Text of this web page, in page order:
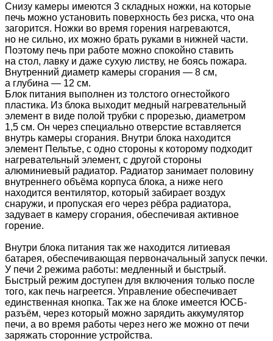
Снизу камеры имеются 3 складных ножки, на которые
печь можно установить поверхность без риска, что она
загорится. Ножки во время горения нагреваются,
но не сильно, их можно брать руками в нижней части.
Поэтому печь при работе можно спокойно ставить
на стол, лавку и даже сухую листву, не боясь пожара.
Внутренний диаметр камеры сгорания — 8 см,
а глубина — 12 см.
Блок питания выполнен из толстого огнестойкого
пластика. Из блока выходит медный нагревательный
элемент в виде полой трубки с прорезью, диаметром
1,5 см. Он через специально отверстие вставляется
внутрь камеры сгорания. Внутри блока находится
элемент Пельтье, с одно стороны к которому подходит
нагревательный элемент, с другой стороны
алюминиевый радиатор. Радиатор занимает половину
внутреннего объёма корпуса блока, а ниже него
находится вентилятор, который забирает воздух
снаружи, и пропуская его через рёбра радиатора,
задувает в камеру сгорания, обеспечивая активное
горение.
Внутри блока питания так же находится литиевая
батарея, обеспечивающая первоначальный запуск печки.
У печи 2 режима работы: медленный и быстрый.
Быстрый режим доступен для включения только после
того, как печь нагреется. Управление обеспечивает
единственная кнопка. Так же на блоке имеется ЮСБ-
разъём, через который можно зарядить аккумулятор
печи, а во время работы через него же можно от печи
заряжать сторонние устройства.